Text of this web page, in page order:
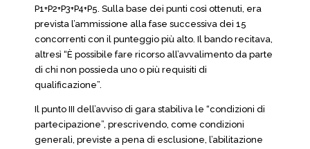
P1+P2+P3+P4+P5. Sulla base dei punti così ottenuti, era
prevista l’ammissione alla fase successiva dei 15
concorrenti con il punteggio più alto. Il bando recitava,
altresì “È possibile fare ricorso all’avvalimento da parte
di chi non possieda uno o più requisiti di
qualificazione”.
Il punto III dell’avviso di gara stabiliva le “condizioni di
partecipazione”, prescrivendo, come condizioni
generali, previste a pena di esclusione, l’abilitazione